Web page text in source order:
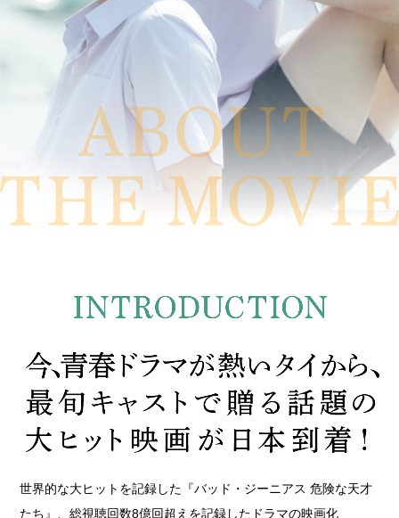
世界的な大ヒットを記録した『バッド・ジーニアス 危険な天才
たち』、総視聴回数8億回超えを記録したドラマの映画化